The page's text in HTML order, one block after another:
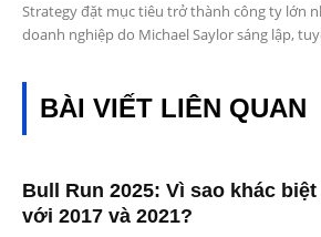
Strategy đặt mục tiêu trở thành công ty lớn
doanh nghiệp do Michael Saylor sáng lập,
BÀI VIẾT LIÊN QUAN
Bull Run 2025: Vì sao khác
với 2017 và 2021?